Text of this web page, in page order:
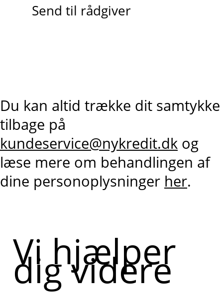
Send til rådgiver
Du kan altid trække dit samtykke
tilbage på
kundeservice@nykredit.dk og
læse mere om behandlingen af
dine personoplysninger her.
Vi hjælper
dig videre